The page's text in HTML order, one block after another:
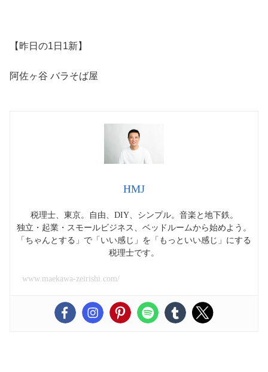
【昨日の1日1新】
阿佐ヶ谷 バラそば屋
HMJ
税理士、東京。自由、DIY、シンプル。音楽と地下鉄。
独立・起業・スモールビジネス、ベッドルームから始めよう。
「ちゃんとする」で「いい感じ」を「もっといい感じ」にする
税理士です。
www.maekawa-zeirishi.com/